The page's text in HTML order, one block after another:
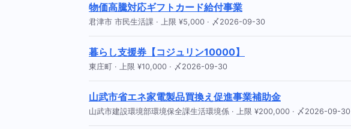
物価高騰対応ギフトカード給付事業
君津市 市民生活課 · 上限 ¥5,000 · 〆2026-09-30
暮らし支援券【コジュリン10000】
東庄町 · 上限 ¥10,000 · 〆2026-09-30
山武市省エネ家電製品買換え促進事業補助金
山武市建設環境部環境保全課生活環境係 · 上限 ¥200,000 · 〆2026-09-30